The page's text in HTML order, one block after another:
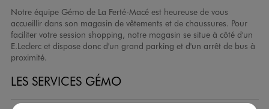
Notre équipe Gémo de La Ferté-Macé est heureuse de vous
accueillir dans son magasin de vêtements et de chaussures. Pour
faciliter votre session shopping, notre magasin se situe à côté d'un
E.Leclerc et dispose donc d'un grand parking et d'un arrêt de bus à
proximité.
LES SERVICES GÉMO